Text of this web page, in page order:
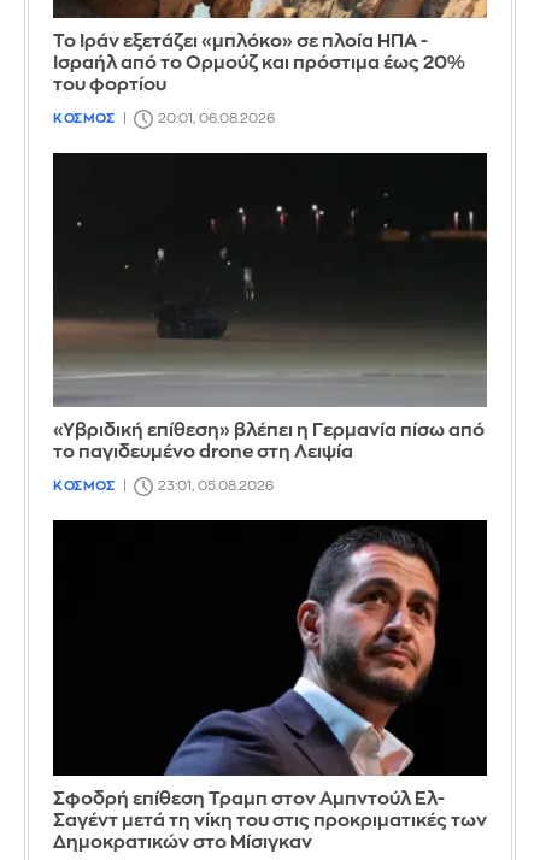
Το Ιράν εξετάζει «μπλόκο» σε πλοία ΗΠΑ -
Ισραήλ από το Ορμούζ και πρόστιμα έως 20%
του φορτίου
ΚΟΣΜΟΣ 20:01, 06.08.2026
«Υβριδική επίθεση» βλέπει η Γερμανία πίσω από
το παγιδευμένο drone στη Λειψία
ΚΟΣΜΟΣ 23:01, 05.08.2026
Σφοδρή επίθεση Τραμπ στον Αμπντούλ Ελ-
Σαγέντ μετά τη νίκη του στις προκριματικές των
Δημοκρατικών στο Μίσιγκαν